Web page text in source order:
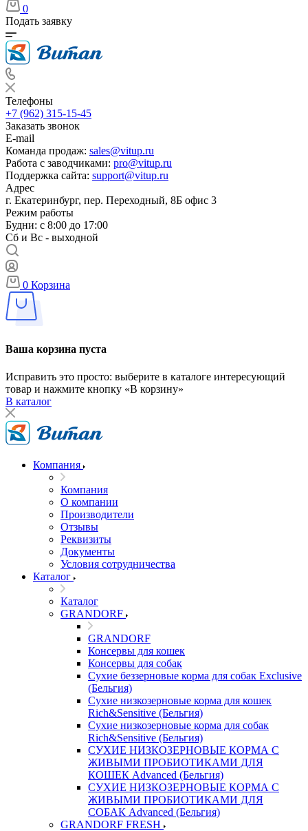
0
Подать заявку
Телефоны
+7 (962) 315-15-45
Заказать звонок
E-mail
Команда продаж: sales@vitup.ru
Работа с заводчиками: pro@vitup.ru
Поддержка сайта: support@vitup.ru
Адрес
г. Екатеринбург, пер. Переходный, 8Б офис 3
Режим работы
Будни: с 8:00 до 17:00
Сб и Вс - выходной
0 Корзина
Ваша корзина пуста
Исправить это просто: выберите в каталоге интересующий
товар и нажмите кнопку «В корзину»
В каталог
Компания
Компания
О компании
Производители
Отзывы
Реквизиты
Документы
Условия сотрудничества
Каталог
Каталог
GRANDORF
GRANDORF
Консервы для кошек
Консервы для собак
Сухие беззерновые корма для собак Exclusive
(Бельгия)
Сухие низкозерновые корма для кошек
Rich&Sensitive (Бельгия)
Сухие низкозерновые корма для собак
Rich&Sensitive (Бельгия)
СУХИЕ НИЗКОЗЕРНОВЫЕ КОРМА С
ЖИВЫМИ ПРОБИОТИКАМИ ДЛЯ
КОШЕК Advanced (Бельгия)
СУХИЕ НИЗКОЗЕРНОВЫЕ КОРМА С
ЖИВЫМИ ПРОБИОТИКАМИ ДЛЯ
СОБАК Advanced (Бельгия)
GRANDORF FRESH